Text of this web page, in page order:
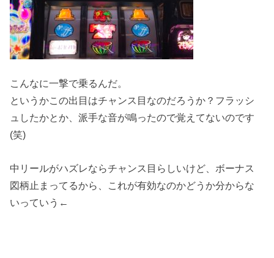
こんなに一撃で乗るんだ。
というかこの出目はチャンス目なのだろうか？フラッシ
ュしたかとか、派手な音が鳴ったので覚えてないのです
(笑)
中リールがハズレならチャンス目らしいけど、ボーナス
図柄止まってるから、これが有効なのかどうか分からな
いっていう←